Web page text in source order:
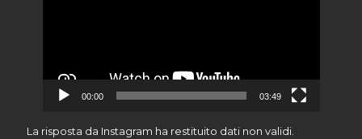
00:00 03:49
La risposta da Instagram ha restituito dati non validi.